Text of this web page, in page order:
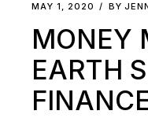
MAY 1, 2020 BY
MONEY
EARTH